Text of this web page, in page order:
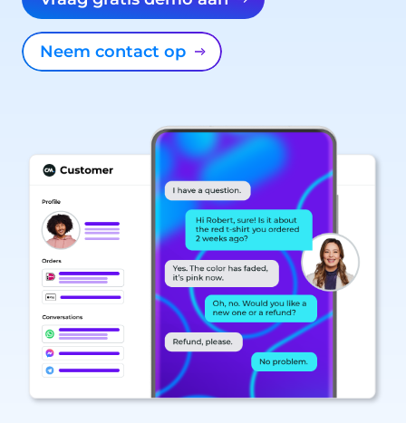
Neem contact op